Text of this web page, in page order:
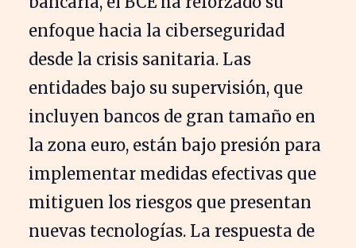
enfoque hacia la ciberseguridad
desde la crisis sanitaria. Las
entidades bajo su supervisión, que
incluyen bancos de gran tamaño en
la zona euro, están bajo presión para
implementar medidas efectivas que
mitiguen los riesgos que presentan
nuevas tecnologías. La respuesta de